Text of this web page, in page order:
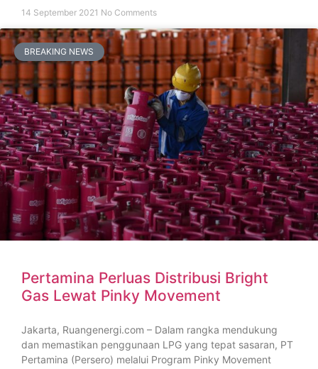
14 September 2021 No Comments
BREAKING NEWS
Pertamina Perluas Distribusi Bright
Gas Lewat Pinky Movement
Jakarta, Ruangenergi.com – Dalam rangka mendukung
dan memastikan penggunaan LPG yang tepat sasaran, PT
Pertamina (Persero) melalui Program Pinky Movement